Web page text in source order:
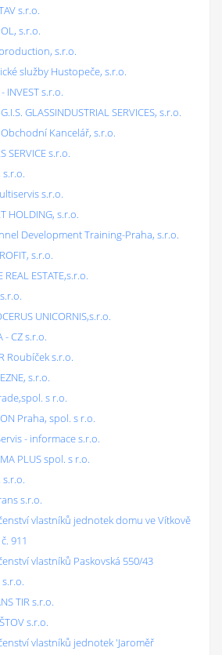
s.r.o.
s.r.o.
s.r.o.
služby Hustopeče, s.r.o.
INVEST s.r.o.
GLASSINDUSTRIAL SERVICES, s.r.o.
Kancelář, s.r.o.
SERVICE s.r.o.
s.r.o.
s.r.o.
HOLDING, s.r.o.
Development Training-Praha, s.r.o.
s.r.o.
REAL ESTATE,s.r.o.
UNICORNIS,s.r.o.
- CZ s.r.o.
Roubíček s.r.o.
s.r.o.
s r.o.
Praha, spol. s r.o.
- informace s.r.o.
PLUS spol. s r.o.
s.r.o.
s.r.o.
vlastníků jednotek domu ve Vítkově
911
vlastníků Paskovská 550/43
s.r.o.
TIR s.r.o.
s.r.o.
vlastníků jednotek 'Jaroměř